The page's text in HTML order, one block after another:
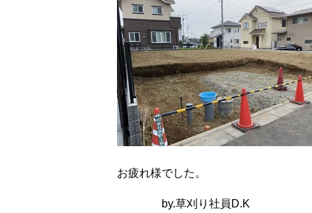
お疲れ様でした。
by.草刈り社員D.K